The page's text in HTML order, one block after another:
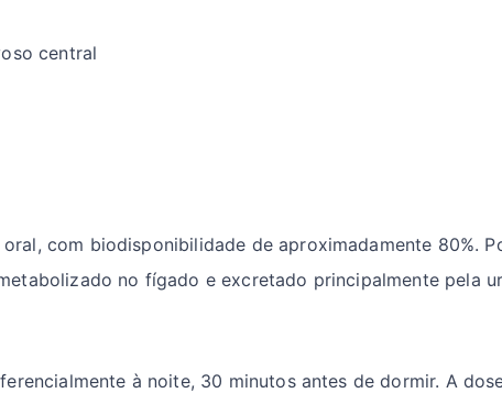
central
com biodisponibilidade de aproximadamente 80%.
no fígado e excretado principalmente pela
à noite, 30 minutos antes de dormir. A